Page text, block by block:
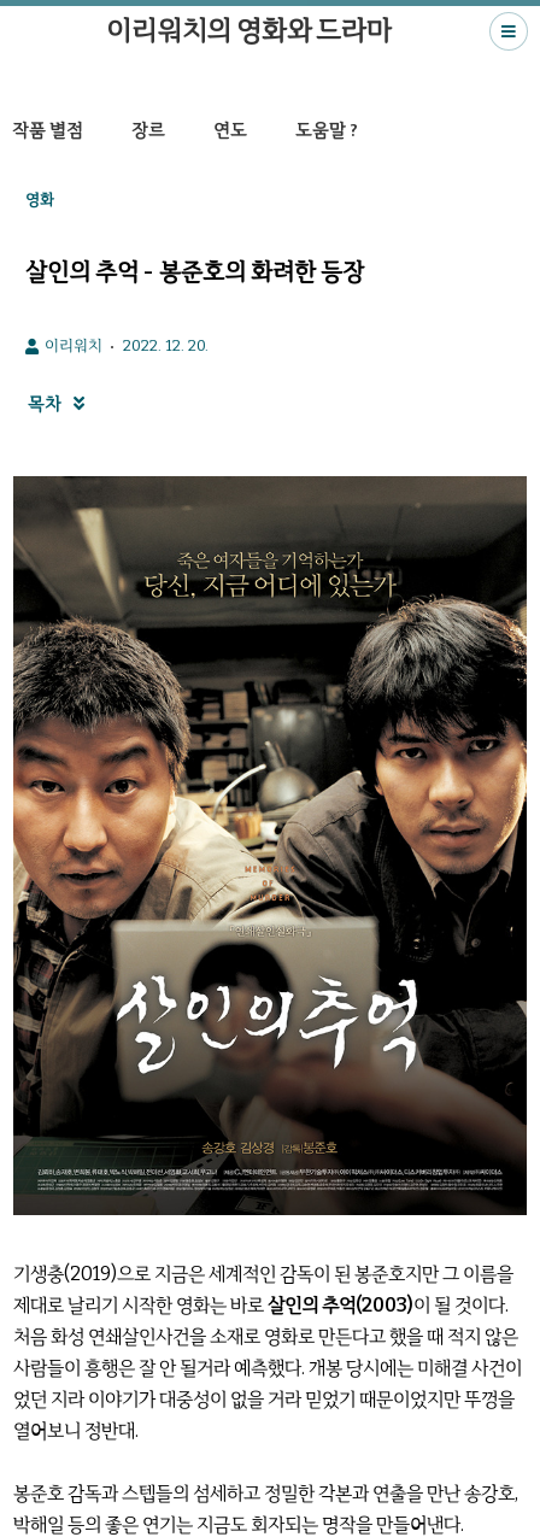
이리워치의 영화와 드라마
작품 별점 장르 연도 도움말 ?
영화
살인의 추억 - 봉준호의 화려한 등장
이리워치 2022. 12. 20.
목차 
기생충(2019)으로 지금은 세계적인 감독이 된 봉준호지만 그 이름을
제대로 날리기 시작한 영화는 바로살인의 추억(2003)이 될 것이다.
처음 화성 연쇄살인사건을 소재로 영화로 만든다고 했을 때 적지 않은
사람들이 흥행은 잘 안 될거라 예측했다. 개봉 당시에는 미해결 사건이
었던 지라 이야기가 대중성이 없을 거라 믿었기 때문이었지만 뚜껑을
열어보니 정반대.
봉준호 감독과 스텝들의 섬세하고 정밀한 각본과 연출을 만난 송강호,
박해일 등의 좋은 연기는 지금도 회자되는 명작을 만들어낸다.